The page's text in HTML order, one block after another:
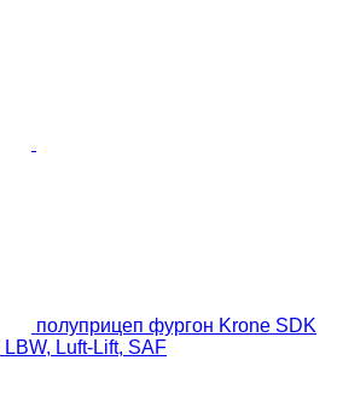
полуприцеп фургон Krone SDK
Luft-Lift, SAF